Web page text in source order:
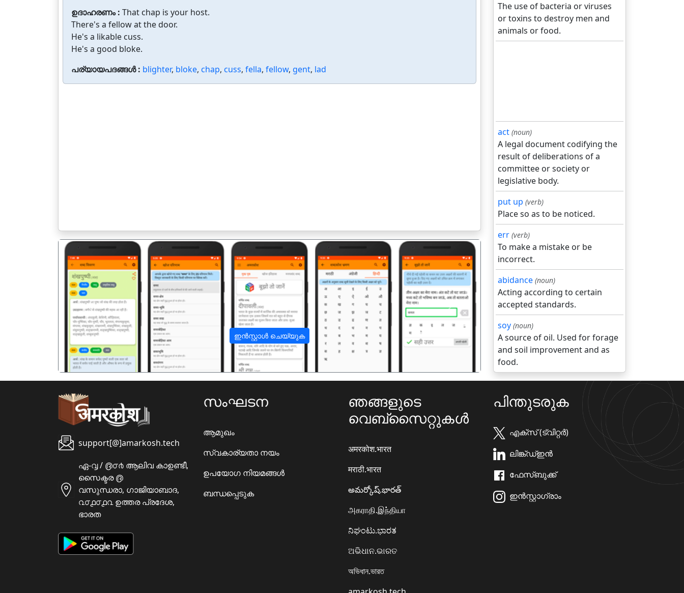
ഉദാഹരണം : That chap is your host.
There's a fellow at the door.
He's a likable cuss.
He's a good bloke.
പര്യായപദങ്ങൾ : blighter, bloke, chap, cuss, fella, fellow, gent, lad
ഇൻസ്റ്റാൾ ചെയ്യുക
पिछला अगला
The use of bacteria or viruses
or toxins to destroy men and
animals or food.
act (noun)
A legal document codifying the
result of deliberations of a
committee or society or
legislative body.
put up (verb)
Place so as to be noticed.
err (verb)
To make a mistake or be
incorrect.
abidance (noun)
Acting according to certain
accepted standards.
soy (noun)
A source of oil. Used for forage
and soil improvement and as
food.
support[@]amarkosh.tech
ഏ-൮ / ൫൦൪ ആലിവ കാഉണ്ടീ,
സൈക്ടര ൫
വസുന്ധരാ, ഗാജിയാബാദ,
൨൦൧൦൧൨ ഉത്തര പ്രദേശ,
ഭാരത
സംഘടന
ആമുഖം
സ്വകാര്യതാ നയം
ഉപയോഗ നിയമങ്ങൾ
ബന്ധപ്പെടുക
ഞങ്ങളുടെ
വെബ്സൈറ്റുകൾ
अमरकोश.भारत
मराठी.भारत
అమర్కోష్.భారత్
அகராதி.இந்தியா
ನಿಘಂಟು.ಭಾರತ
ଅଭିଧାନ.ଭାରତ
অভিধান.ভারত
പിന്തുടരുക
എക്സ് (ട്വിറ്റർ)
ലിങ്ക്ഡ്ഇൻ
ഫേസ്ബുക്ക്
ഇൻസ്റ്റാഗ്രാം